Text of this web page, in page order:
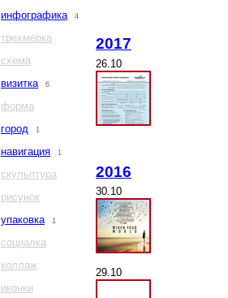
инфографика 4
трехмерка
схема
визитка
6
форма
город
1
навигация 1
скульптура
рисунок
упаковка
1
социалка
коллаж
иконки
2017
26.10
2016
30.10
29.10